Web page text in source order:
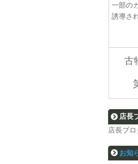
一部の
誘導さ
古
第
店長
店長ブロ
お知